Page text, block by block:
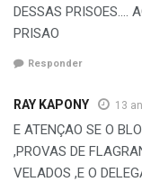
DESSAS PRISOES….
PRISAO
Responder
RAY KAPONY 13
E ATENÇAO SE O
,PROVAS DE
VELADOS ,E O